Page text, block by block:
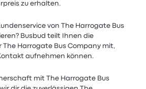
zu erhalten.
von The Harrogate Bus
Busbud teilt Ihnen die
The Harrogate Bus Company mit,
aufnehmen können.
mit The Harrogate Bus